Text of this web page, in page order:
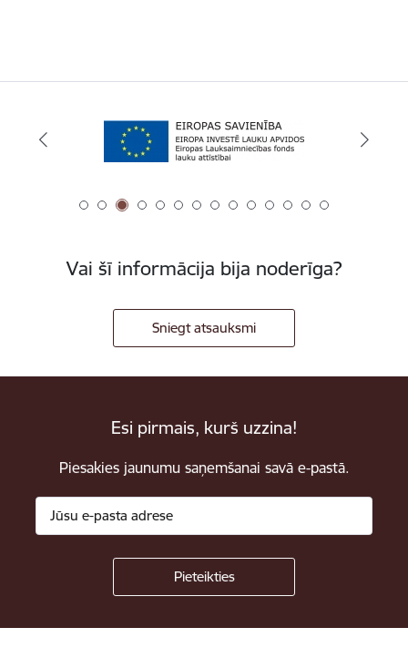
Vai šī informācija bija noderīga?
Sniegt atsauksmi
Esi pirmais, kurš uzzina!
Piesakies jaunumu saņemšanai savā e-pastā.